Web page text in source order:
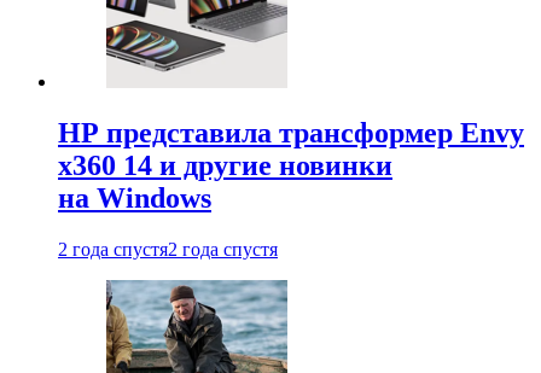
HP представила трансформер Envy
x360 14 и другие новинки
на Windows
2 года спустя2 года спустя